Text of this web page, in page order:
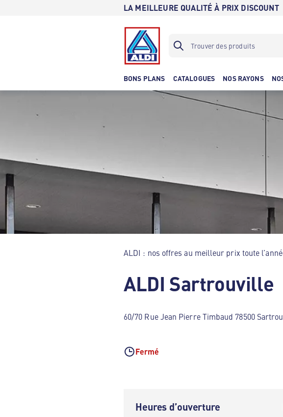
LA MEILLEURE QUALITÉ À PRIX DISCOUNT
BONS PLANS CATALOGUES NOS RAYONS
ALDI : nos offres au meilleur prix toute
ALDI Sartrouville
60/70 Rue Jean Pierre Timbaud 78500
Fermé
Heures d’ouverture